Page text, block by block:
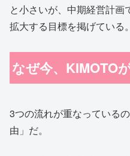
と小さいが、中期経営計
拡大する目標を掲げている。
なぜ今、KIMOTO
3つの流れが重なっている
由」だ。